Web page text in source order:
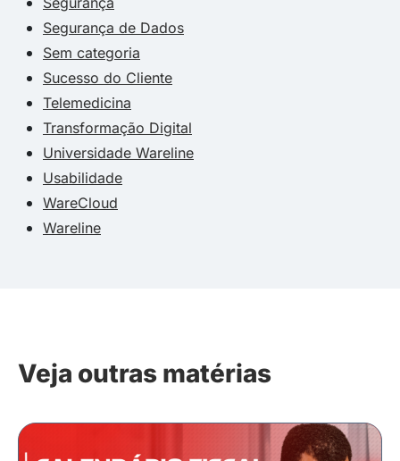
Segurança de Dados
Sem categoria
Sucesso do Cliente
Telemedicina
Transformação Digital
Universidade Wareline
Usabilidade
WareCloud
Wareline
Veja outras matérias